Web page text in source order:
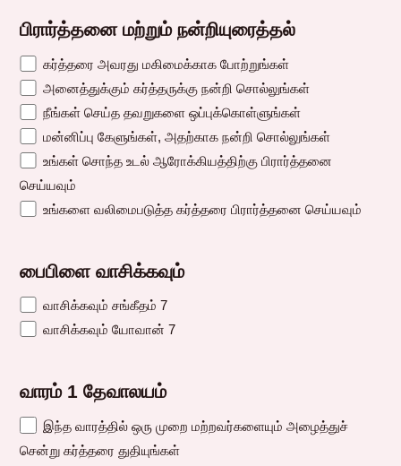
பிரார்த்தனை மற்றும் நன்றியுரைத்தல்
கர்த்தரை அவரது மகிமைக்காக போற்றுங்கள்
அனைத்துக்கும் கர்த்தருக்கு நன்றி சொல்லுங்கள்
நீங்கள் செய்த தவறுகளை ஒப்புக்கொள்ளுங்கள்
மன்னிப்பு கேளுங்கள், அதற்காக நன்றி சொல்லுங்கள்
உங்கள் சொந்த உடல் ஆரோக்கியத்திற்கு பிரார்த்தனை
செய்யவும்
உங்களை வலிமைபடுத்த கர்த்தரை பிரார்த்தனை செய்யவும்
பைபிளை வாசிக்கவும்
வாசிக்கவும் சங்கீதம் 7
வாசிக்கவும் யோவான் 7
வாரம் 1 தேவாலயம்
இந்த வாரத்தில் ஒரு முறை மற்றவர்களையும் அழைத்துச்
சென்று கர்த்தரை துதியுங்கள்